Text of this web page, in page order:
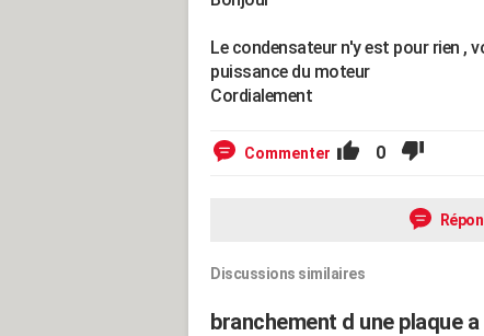
Le condensateur n'y est pour rien ,
puissance du moteur
Cordialement
Commenter 0
Discussions similaires
branchement d une plaque